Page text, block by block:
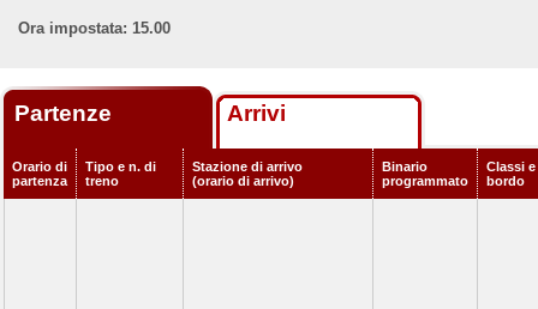
Ora impostata: 15.00
Partenze Arrivi
Orario di
partenza
Tipo e n. di
treno
Stazione di arrivo
(orario di arrivo)
Binario
programmato
Classi
bordo